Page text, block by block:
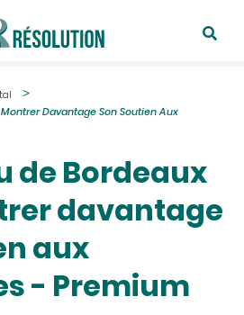
Davantage Son Soutien Aux
de Bordeaux
davantage
aux
- Premium